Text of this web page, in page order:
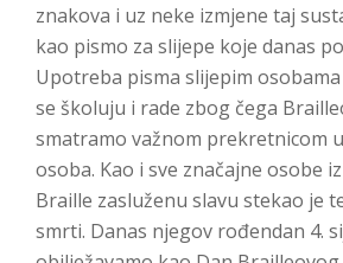
znakova i uz neke izmjene taj
kao pismo za slijepe koje danas
Upotreba pisma slijepim
se školuju i rade zbog čega
smatramo važnom prekretnicom
osoba. Kao i sve značajne osobe
Braille zasluženu slavu stekao je
smrti. Danas njegov rođendan 4.